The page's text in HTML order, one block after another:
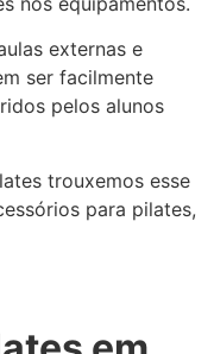
externas e
ser facilmente
pelos alunos
trouxemos esse
para pilates,